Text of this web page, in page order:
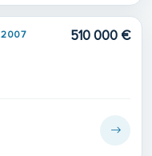
2007 510 000 €